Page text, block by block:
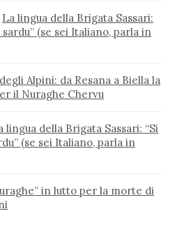
La lingua della Brigata Sassari:
(se sei Italiano, parla in
Alpini: da Resana a Biella la
il Nuraghe Chervu
lingua della Brigata Sassari: “Si
(se sei Italiano, parla in
in lutto per la morte di